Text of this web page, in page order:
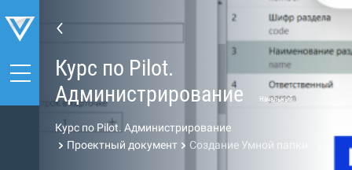
Курс по Pilot.
Администрирование
Начальный
Курс по Pilot. Администрирование
Проектный документ
Создание Умной папки